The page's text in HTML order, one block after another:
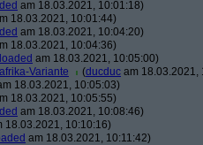
am 18.03.2021, 10:01:18)
18.03.2021, 10:01:44)
am 18.03.2021, 10:04:20)
18.03.2021, 10:04:36)
am 18.03.2021, 10:05:00)
Variante
(ducduc am 18.03.2021,
18.03.2021, 10:05:03)
18.03.2021, 10:05:55)
am 18.03.2021, 10:08:46)
18.03.2021, 10:10:16)
am 18.03.2021, 10:11:42)